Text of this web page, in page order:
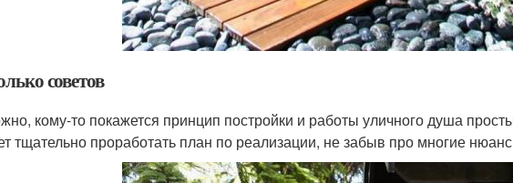
советов
кому-то покажется принцип постройки и работы уличного душа
тщательно проработать план по реализации, не забыв про многие